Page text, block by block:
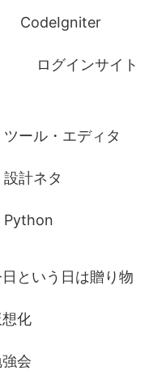
CodeIgniter
ログインサイト
ツール・エディタ
設計ネタ
Python
という日は贈り物
化
会